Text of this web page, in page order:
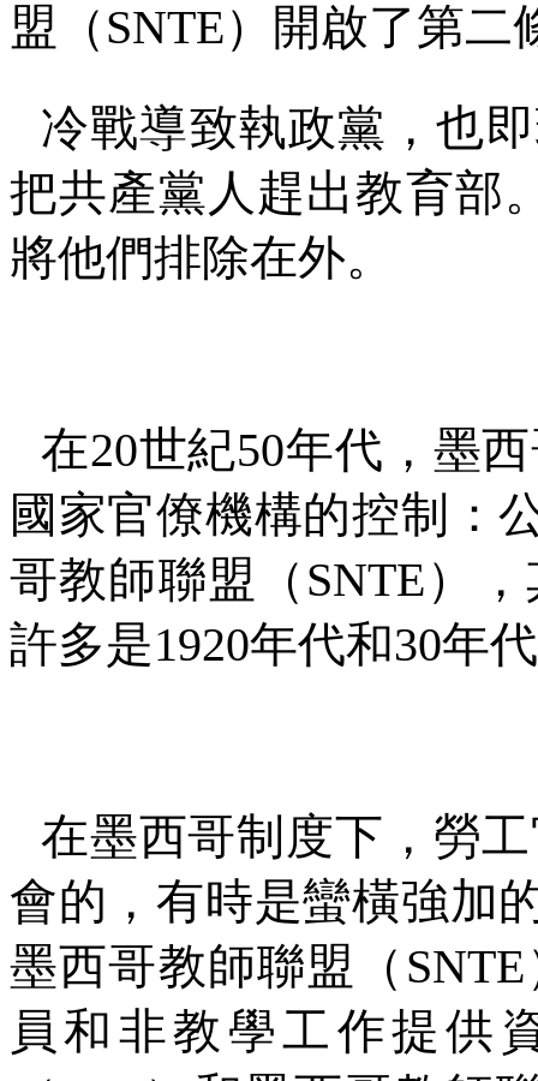
盟（SNTE）開啟了第二
冷戰導致執政黨，也
把共產黨人趕出教育部
將他們排除在外。
在20世紀50年代，墨
國家官僚機構的控制：
哥教師聯盟（ SNTE）
許多是1920年代和30年
在墨西哥制度下，勞
會的，有時是蠻橫強加
墨西哥教師聯盟（ SNTE
員和非教學工作提供